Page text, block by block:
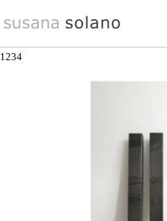
al
contenido
1234